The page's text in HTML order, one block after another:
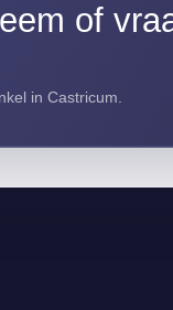
of
in Castricum.